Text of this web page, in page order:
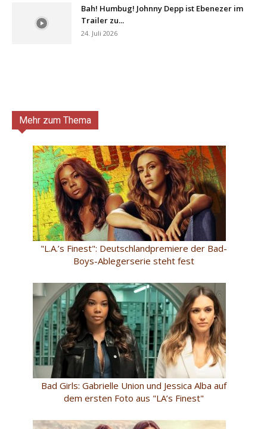
Bah! Humbug! Johnny Depp ist Ebenezer im
Trailer zu...
24. Juli 2026
Mehr zum Thema
"L.A.’s Finest": Deutschlandpremiere der Bad-
Boys-Ablegerserie steht fest
Bad Girls: Gabrielle Union und Jessica Alba auf
dem ersten Foto aus "LA’s Finest"